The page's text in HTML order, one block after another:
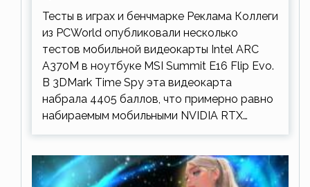
ноутбуков
Тесты в играх и бенчмарке Реклама Коллеги
из PCWorld опубликовали несколько
тестов мобильной видеокарты Intel ARC
A370M в ноутбуке MSI Summit E16 Flip Evo.
В 3DMark Time Spy эта видеокарта
набрала 4405 баллов, что примерно равно
набираемым мобильными NVIDIA RTX…